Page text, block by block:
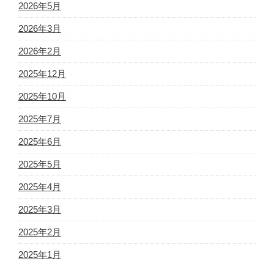
2026年5月
2026年3月
2026年2月
2025年12月
2025年10月
2025年7月
2025年6月
2025年5月
2025年4月
2025年3月
2025年2月
2025年1月